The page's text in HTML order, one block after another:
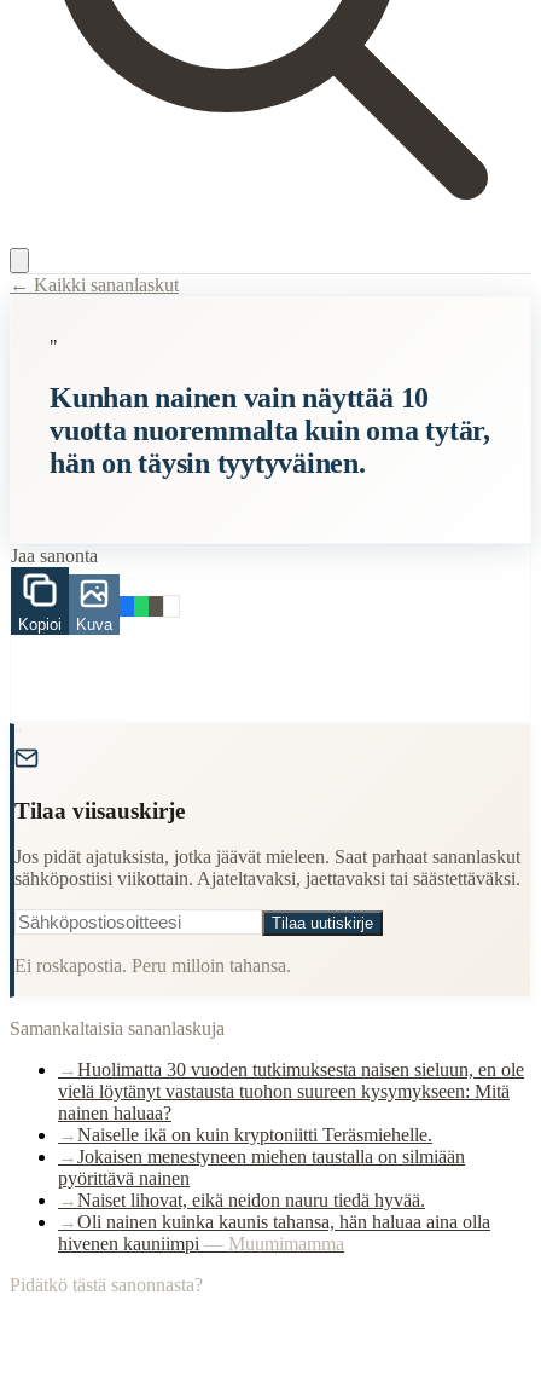
Semantic Themes
Naiset
Hauskat
nainen
vuosi
tytär
Cultural Context
Language:Finnish (suomi)
← Kaikki sananlaskut
"
Kunhan nainen vain näyttää 10
vuotta nuoremmalta kuin oma tytär,
hän on täysin tyytyväinen.
Jaa sanonta
Kopioi Kuva
Tilaa viisauskirje
Jos pidät ajatuksista, jotka jäävät mieleen. Saat parhaat sananlaskut
sähköpostiisi viikottain. Ajateltavaksi, jaettavaksi tai säästettäväksi.
Tilaa uutiskirje
Ei roskapostia. Peru milloin tahansa.
Samankaltaisia sananlaskuja
→Huolimatta 30 vuoden tutkimuksesta naisen sieluun, en ole
vielä löytänyt vastausta tuohon suureen kysymykseen: Mitä
nainen haluaa?
→Naiselle ikä on kuin kryptoniitti Teräsmiehelle.
→Jokaisen menestyneen miehen taustalla on silmiään
pyörittävä nainen
→Naiset lihovat, eikä neidon nauru tiedä hyvää.
→Oli nainen kuinka kaunis tahansa, hän haluaa aina olla
hivenen kauniimpi — Muumimamma
Pidätkö tästä sanonnasta?